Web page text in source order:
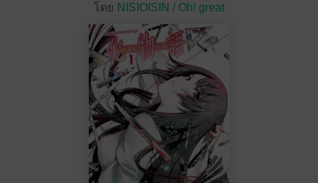
โดย NISIOISIN / Oh! great